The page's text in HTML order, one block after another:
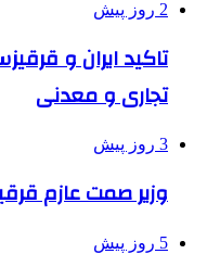
2 روز پیش
تاکید ایران و
تجاری و معدنی
3 روز پیش
وزیر صمت عازم
5 روز پیش